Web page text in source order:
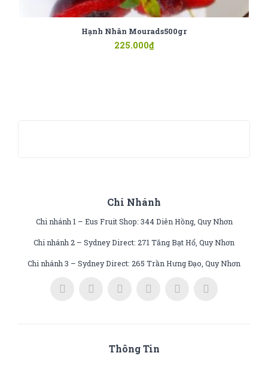
Hạnh Nhân Mourads500gr
225.000₫
Chi Nhánh
Chi nhánh 1 – Eus Fruit Shop: 344 Diên Hồng, Quy Nhơn
Chi nhánh 2 – Sydney Direct: 271 Tăng Bạt Hổ, Quy Nhơn
Chi nhánh 3 – Sydney Direct: 265 Trần Hưng Đạo, Quy Nhơn
Thông Tin